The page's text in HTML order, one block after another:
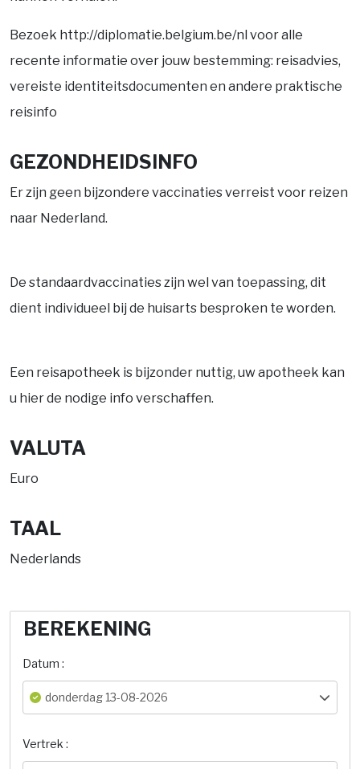
Bezoek http://diplomatie.belgium.be/nl voor alle
recente informatie over jouw bestemming: reisadvies,
vereiste identiteitsdocumenten en andere praktische
reisinfo
GEZONDHEIDSINFO
Er zijn geen bijzondere vaccinaties verreist voor reizen
naar Nederland.
De standaardvaccinaties zijn wel van toepassing, dit
dient individueel bij de huisarts besproken te worden.
Een reisapotheek is bijzonder nuttig, uw apotheek kan
u hier de nodige info verschaffen.
VALUTA
Euro
TAAL
Nederlands
BEREKENING
Datum :
donderdag 13-08-2026
Vertrek :